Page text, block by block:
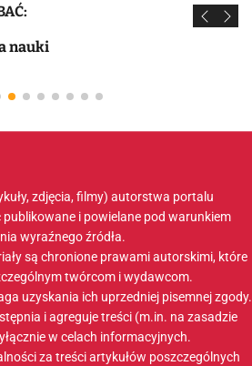
nauki
zdjęcia, filmy) autorstwa portalu
i powielane pod warunkiem
wyraźnego źródła.
są chronione prawami autorskimi, które
twórcom i wydawcom.
uzyskania ich uprzedniej pisemnej zgody.
i agreguje treści (m.in. na zasadzie
w celach informacyjnych.
za treści artykułów poszczególnych